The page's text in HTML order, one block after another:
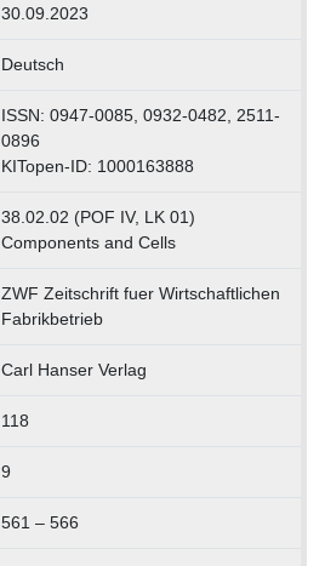
30.09.2023
Deutsch
ISSN: 0947-0085, 0932-0482, 2511-
0896
KITopen-ID: 1000163888
38.02.02 (POF IV, LK 01)
Components and Cells
ZWF Zeitschrift fuer Wirtschaftlichen
Fabrikbetrieb
Carl Hanser Verlag
118
9
561 – 566